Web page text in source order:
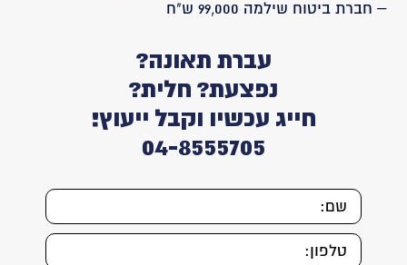
– חברת ביטוח שילמה 99,000 ש"ח
עברת תאונה?
נפצעת? חלית?
חייג עכשיו וקבל ייעוץ!
04-8555705